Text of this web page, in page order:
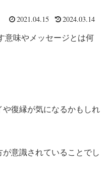
2021.04.15 2024.03.14
意味やメッセージとは何
復縁が気になるかもしれ
意識されていることでし